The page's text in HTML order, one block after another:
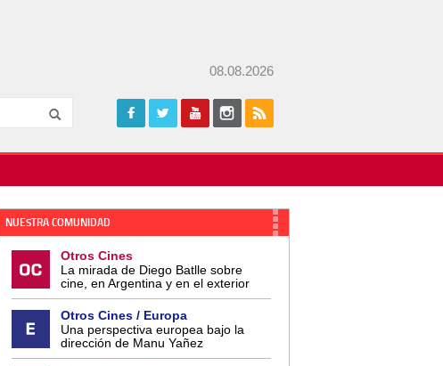
08.08.2026
NUESTRA COMUNIDAD
Otros Cines
La mirada de Diego Batlle sobre
cine, en Argentina y en el exterior
Otros Cines / Europa
Una perspectiva europea bajo la
dirección de Manu Yañez